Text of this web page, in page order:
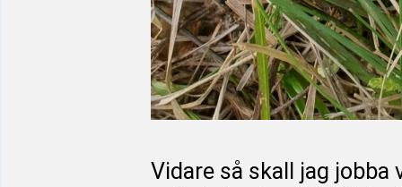
Vidare så skall jag